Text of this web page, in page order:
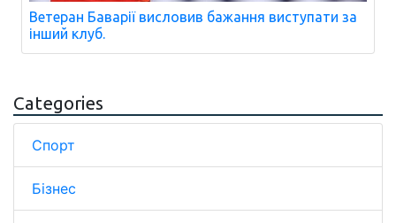
Ветеран Баварії висловив бажання виступати за
інший клуб.
Categories
Спорт
Бізнес